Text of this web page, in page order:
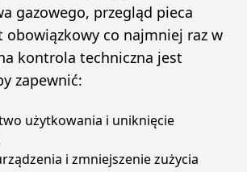
gazowego, przegląd pieca
obowiązkowy co najmniej raz w
kontrola techniczna jest
zapewnić:
użytkowania i uniknięcie
i zmniejszenie zużycia